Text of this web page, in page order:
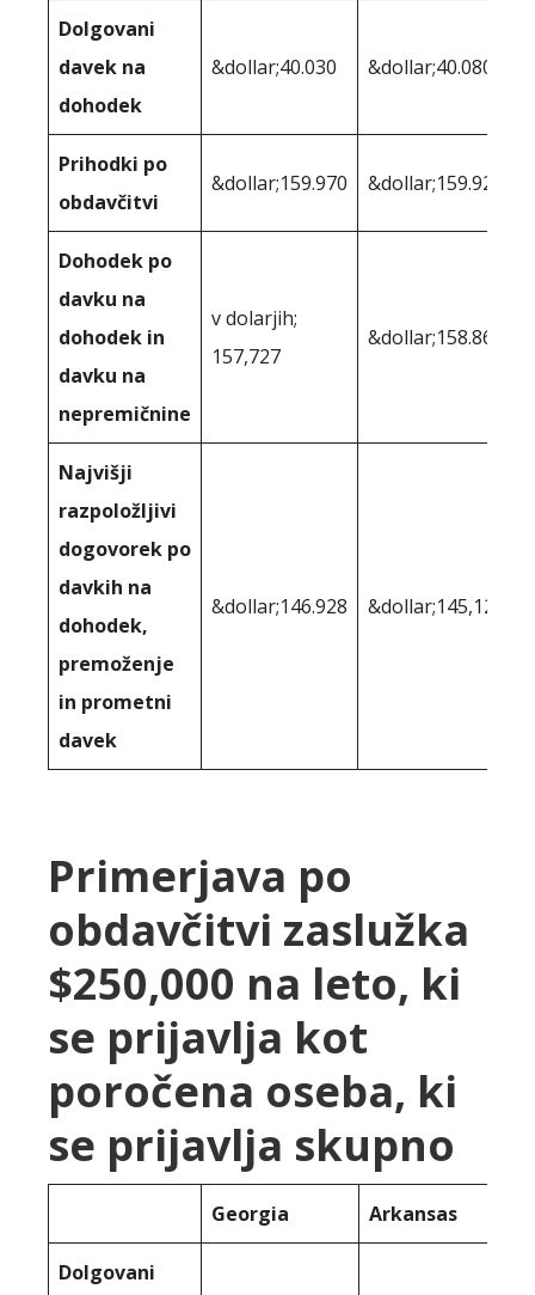
Dolgovani
davek na
dohodek
&dollar;40.030 &dollar;40.080
Prihodki po
obdavčitvi
&dollar;159.970 &dollar;159.920
Dohodek po
davku na
dohodek in
davku na
nepremičnine
v dolarjih;
157,727
&dollar;158.864
Najvišji
razpoložljivi
dogovorek po
davkih na
dohodek,
premoženje
in prometni
davek
&dollar;146.928 &dollar;145,121
Primerjava po
obdavčitvi zaslužka
$250,000 na leto, ki
se prijavlja kot
poročena oseba, ki
se prijavlja skupno
Georgia Arkansas
Dolgovani